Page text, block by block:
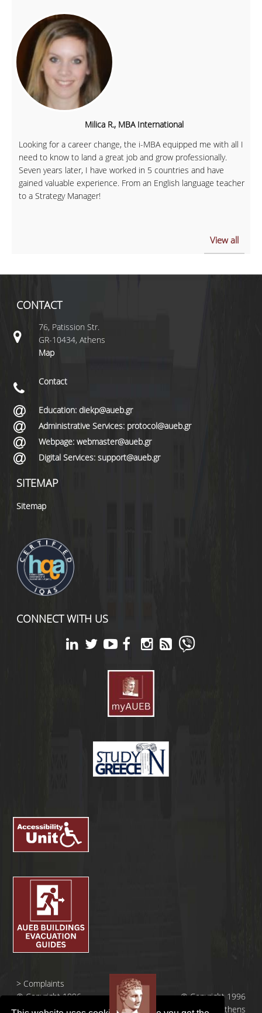
Milica R., MBA International
Looking for a career change, the i-MBA equipped me with all I
need to know to land a great job and grow professionally.
Seven years later, I have worked in 5 countries and have
gained valuable experience. From an English language teacher
to a Strategy Manager!
View all
CONTACT
76, Patission Str.
GR-10434, Athens
Map
Contact
Education: diekp@aueb.gr
Administrative Services: protocol@aueb.gr
Webpage: webmaster@aueb.gr
Digital Services: support@aueb.gr
SITEMAP
Sitemap
CONNECT WITH US
> Complaints
© Copyright 1996
- 2026 |
© Copyright 1996
- 2026 | Athens